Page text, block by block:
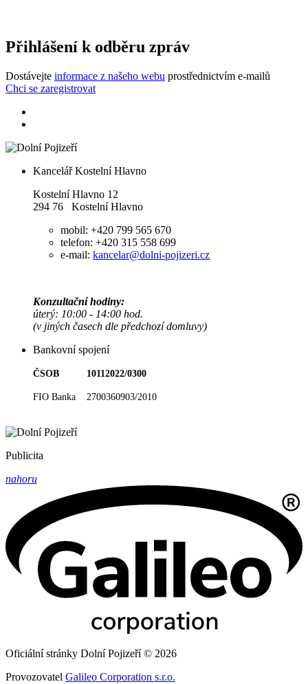
Přihlášení k odběru zpráv
Dostávejte informace z našeho webu prostřednictvím e-mailů
Chci se zaregistrovat
Kancelář Kostelní Hlavno
Kostelní Hlavno 12
294 76 Kostelní Hlavno
mobil: +420 799 565 670
telefon: +420 315 558 699
e-mail: kancelar@dolni-pojizeri.cz
Konzultační hodiny:
úterý: 10:00 - 14:00 hod.
(v jiných časech dle předchozí domluvy)
Bankovní spojení
ČSOB 10112022/0300
FIO Banka 2700360903/2010
Publicita
nahoru
Oficiální stránky Dolní Pojizeří © 2026
Provozovatel Galileo Corporation s.r.o.